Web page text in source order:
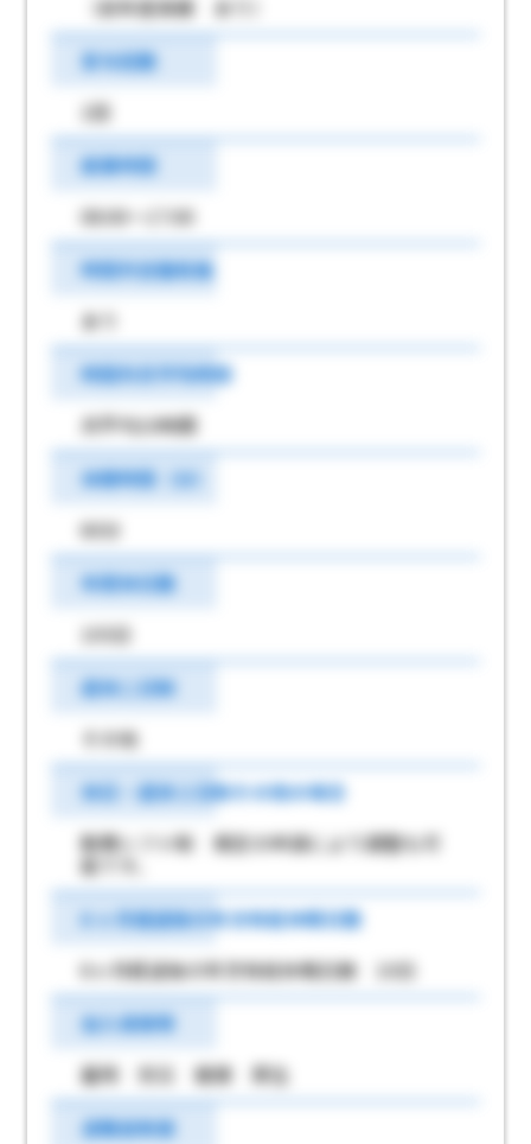
（前年度実績 あり）
賞与回数
1回
就業時間
08:00～17:00
時間外労働有無
あり
時間外月平均時間
月平均10時間
休憩時間（分）
60分
年間休日数
105日
週休二日制
その他
休日・週休２日制その他の場合
勤務シフト制 規定の申請により調整も可
6 ヶ月経過後の年次有給休暇日数
6ヶ月経過後の年次有給休暇日数 10日
加入保険等
雇用 労災 健康 厚生
退職金制度